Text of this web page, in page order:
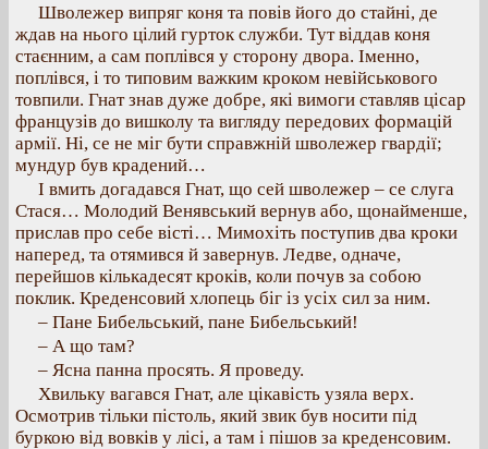
Шволежер випряг коня та повів його до стайні, де
ждав на нього цілий гурток служби. Тут віддав коня
стаєнним, а сам поплівся у сторону двора. Іменно,
поплівся, і то типовим важким кроком невійськового
товпили. Гнат знав дуже добре, які вимоги ставляв цісар
французів до вишколу та вигляду передових формацій
армії. Ні, се не міг бути справжній шволежер гвардії;
мундур був крадений…
І вмить догадався Гнат, що сей шволежер – се слуга
Стася… Молодий Венявський вернув або, щонайменше,
прислав про себе вісті… Мимохіть поступив два кроки
наперед, та отямився й завернув. Ледве, одначе,
перейшов кількадесят кроків, коли почув за собою
поклик. Креденсовий хлопець біг із усіх сил за ним.
– Пане Бибельський, пане Бибельський!
– А що там?
– Ясна панна просять. Я проведу.
Хвильку вагався Гнат, але цікавість узяла верх.
Осмотрив тільки пістоль, який звик був носити під
буркою від вовків у лісі, а там і пішов за креденсовим.